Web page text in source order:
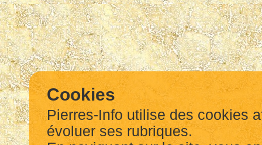
Cookies
Pierres-Info utilise des cookies
évoluer ses rubriques.